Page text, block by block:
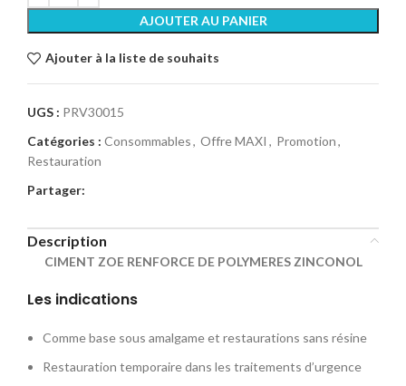
AJOUTER AU PANIER
Ajouter à la liste de souhaits
UGS : PRV30015
Catégories : Consommables, Offre MAXI , Promotion,
Restauration
Partager:
Description
CIMENT ZOE RENFORCE DE POLYMERES ZINCONOL
Les indications
Comme base sous amalgame et restaurations sans résine
Restauration temporaire dans les traitements d’urgence